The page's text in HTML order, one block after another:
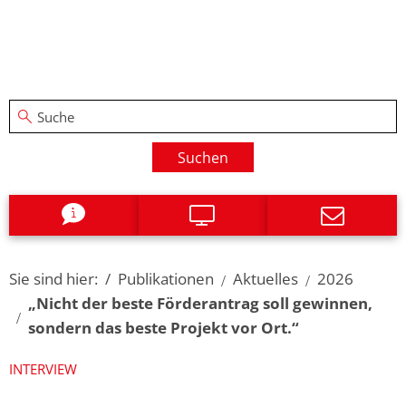
Suchen
Sie sind hier: Publikationen Aktuelles
2026
„Nicht der beste Förderantrag soll gewinnen,
sondern das beste Projekt vor Ort.“
INTERVIEW